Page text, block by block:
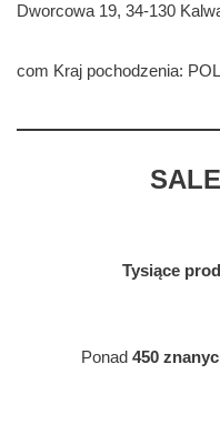
Dworcowa 19, 34-130
com Kraj pochodzenia:
Tysiące
Ponad 450